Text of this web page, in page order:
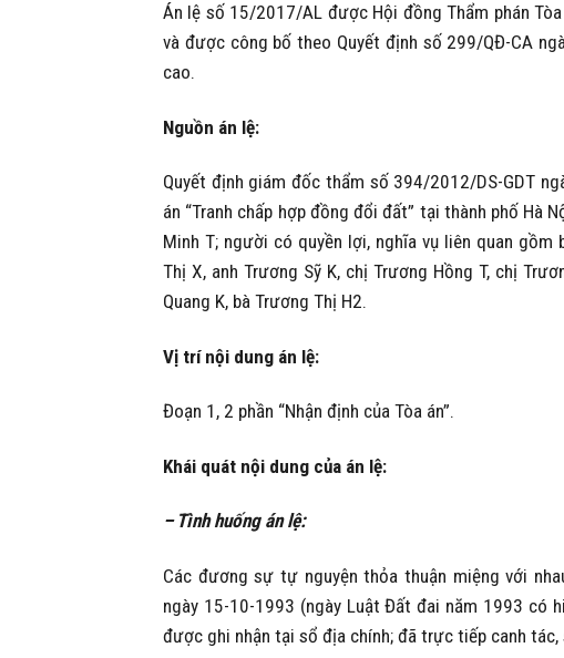
Án lệ số 15/2017/AL được Hội đồng Thẩm phán
và được công bố theo Quyết định số 299/QĐ-CA
cao.
Nguồn án lệ:
Quyết định giám đốc thẩm số 394/2012/DS-GDT
án “Tranh chấp hợp đồng đổi đất” tại thành phố Hà
Minh T; người có quyền lợi, nghĩa vụ liên quan gồm
Thị X, anh Trương Sỹ K, chị Trương Hồng T, chị
Quang K, bà Trương Thị H2.
Vị trí nội dung án lệ:
Đoạn 1, 2 phần “Nhận định của Tòa án”.
Khái quát nội dung của án lệ:
– Tình huống án lệ:
Các đương sự tự nguyện thỏa thuận miệng với
ngày 15-10-1993 (ngày Luật Đất đai năm 1993 có
được ghi nhận tại sổ địa chính; đã trực tiếp canh